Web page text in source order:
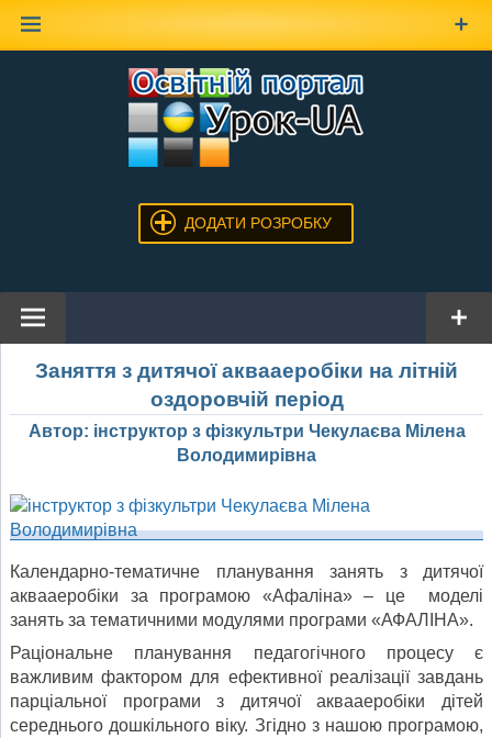
ДОДАТИ РОЗРОБКУ
Заняття з дитячої аквааеробіки на літній
оздоровчій період
Автор: інструктор з фізкультри Чекулаєва Мілена
Володимирівна
Календарно-тематичне планування занять з дитячої
аквааеробіки за програмою «Афаліна» – це моделі
занять за тематичними модулями програми «АФАЛІНА».
Раціональне планування педагогічного процесу є
важливим фактором для ефективної реалізації завдань
парціальної програми з дитячої аквааеробіки дітей
середнього дошкільного віку. Згідно з нашою програмою,